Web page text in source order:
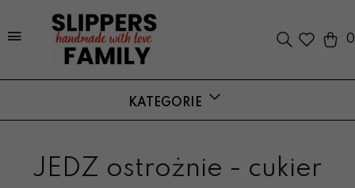
0
KATEGORIE
JEDZ ostrożnie - cukier